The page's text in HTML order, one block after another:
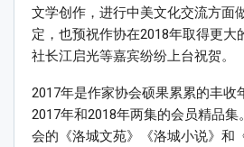
文学创作，进行中美文化交流方面
定，也预祝作协在2018年取得更大
社长江启光等嘉宾纷纷上台祝贺。
2017年是作家协会硕果累累的丰收
2017年和2018年两集的会员精品
会的《洛城文苑》《洛城小说》和